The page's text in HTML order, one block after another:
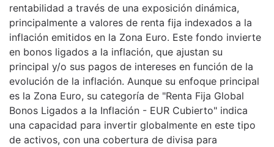
rentabilidad a través de una exposición dinámica,
principalmente a valores de renta fija indexados a la
inflación emitidos en la Zona Euro. Este fondo invierte
en bonos ligados a la inflación, que ajustan su
principal y/o sus pagos de intereses en función de la
evolución de la inflación. Aunque su enfoque principal
es la Zona Euro, su categoría de "Renta Fija Global
Bonos Ligados a la Inflación - EUR Cubierto" indica
una capacidad para invertir globalmente en este tipo
de activos, con una cobertura de divisa para